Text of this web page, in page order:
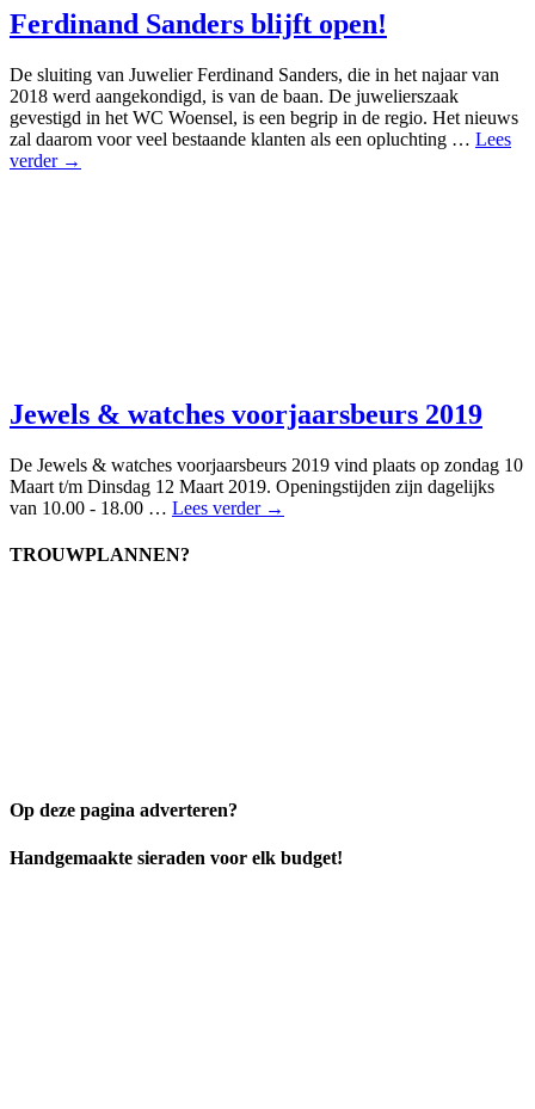
Ferdinand Sanders blijft open!
De sluiting van Juwelier Ferdinand Sanders, die in het najaar van
2018 werd aangekondigd, is van de baan. De juwelierszaak
gevestigd in het WC Woensel, is een begrip in de regio. Het nieuws
zal daarom voor veel bestaande klanten als een opluchting … Lees
verder →
Jewels & watches voorjaarsbeurs 2019
De Jewels & watches voorjaarsbeurs 2019 vind plaats op zondag 10
Maart t/m Dinsdag 12 Maart 2019. Openingstijden zijn dagelijks
van 10.00 - 18.00 … Lees verder →
TROUWPLANNEN?
Op deze pagina adverteren?
Handgemaakte sieraden voor elk budget!